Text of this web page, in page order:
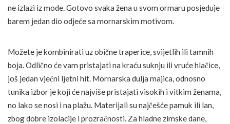
ne izlazi iz mode. Gotovo svaka žena u svom ormaru posjeduje
barem jedan dio odjeće sa mornarskim motivom.
Možete je kombinirati uz obične traperice, svijetlih ili tamnih
boja. Odlično će vam pristajati na kraću suknju ili vruće hlačice,
još jedan vječni ljetni hit. Mornarska dulja majica, odnosno
tunika izbor je koji će najviše pristajati visokih i vitkim ženama,
no lako se nosi i na plažu. Materijali su najčešće pamuk ili lan,
zbog dobre izolacije i prozračnosti. Za hladne zimske dane,